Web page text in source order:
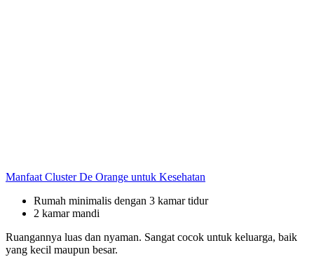
Manfaat Cluster De Orange untuk Kesehatan
Rumah minimalis dengan 3 kamar tidur
2 kamar mandi
Ruangannya luas dan nyaman. Sangat cocok untuk keluarga, baik
yang kecil maupun besar.